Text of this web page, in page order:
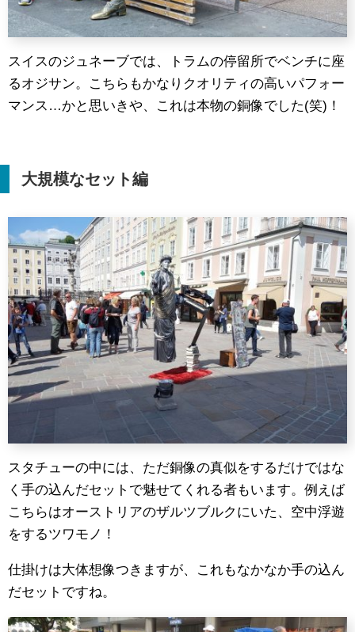
スイスのジュネーブでは、トラムの停留所でベンチに座
るオジサン。こちらもかなりクオリティの高いパフォー
マンス…かと思いきや、これは本物の銅像でした(笑)！
大規模なセット編
スタチューの中には、ただ銅像の真似をするだけではな
く手の込んだセットで魅せてくれる者もいます。例えば
こちらはオーストリアのザルツブルクにいた、空中浮遊
をするツワモノ！
仕掛けは大体想像つきますが、これもなかなか手の込ん
だセットですね。